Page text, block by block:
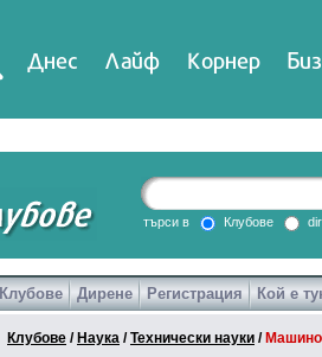
Днес Лайф Корнер
DirTV Impressio
Games
търси в Клубове
Клубове Дирене Регистрация Кой е
Клубове / Наука /Технически науки /